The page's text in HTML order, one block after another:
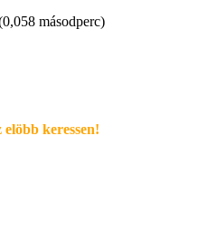
másodperc)
elöbb keressen!